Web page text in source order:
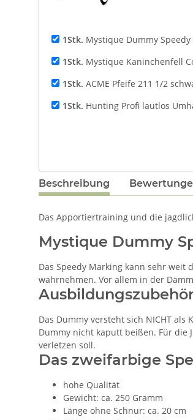
1Stk. Mystique Dummy
1Stk. Mystique Kaninchenfell
1Stk. ACME Pfeife 211 1/2
1Stk. Hunting Profi lautlos
Beschreibung
Das Apportiertraining und die
Mystique Dummy
Das Speedy Marking kann sehr
wahrnehmen. Vor allem in der
Das Dummy versteht sich NICHT
Dummy nicht kaputt beißen. Für die
verletzen soll.
Das zweifarbige
hohe Qualität
Gewicht: ca. 250 Gramm
Länge ohne Schnur: ca. 20 cm